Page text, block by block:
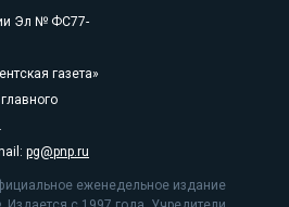
Эл № ФС77-
газета»
pg@pnp.ru
еженедельное издание